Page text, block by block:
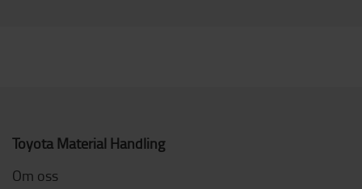
Toyota Material Handling
Om oss